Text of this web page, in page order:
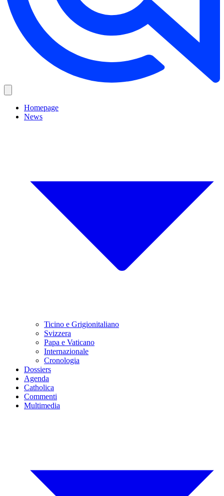
Homepage
News
Ticino e Grigionitaliano
Svizzera
Papa e Vaticano
Internazionale
Cronologia
Dossiers
Agenda
Catholica
Commenti
Multimedia